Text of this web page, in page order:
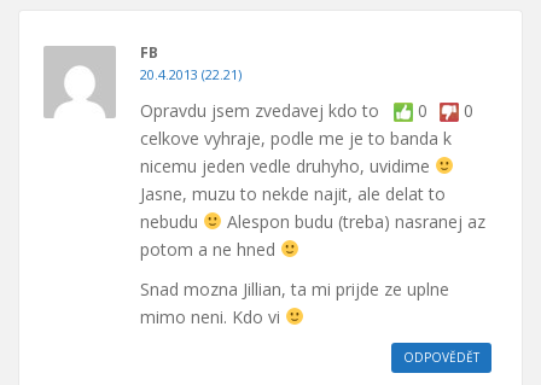
FB
20.4.2013 (22.21)
0 0
Opravdu jsem zvedavej kdo to
celkove vyhraje, podle me je to banda k
nicemu jeden vedle druhyho, uvidime
Jasne, muzu to nekde najit, ale delat to
nebudu
Alespon budu (treba) nasranej az
potom a ne hned
Snad mozna Jillian, ta mi prijde ze uplne
mimo neni. Kdo vi
ODPOVĚDĚT